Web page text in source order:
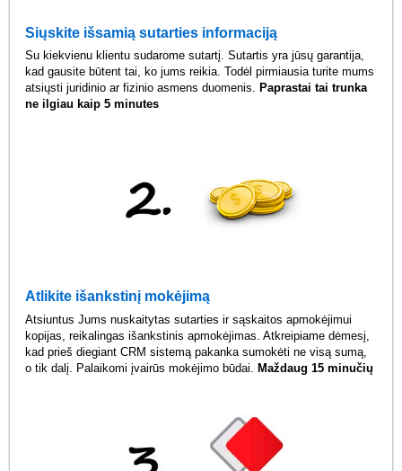
Siųskite išsamią sutarties informaciją
Su kiekvienu klientu sudarome sutartį. Sutartis yra jūsų garantija,
kad gausite būtent tai, ko jums reikia. Todėl pirmiausia turite mums
atsiųsti juridinio ar fizinio asmens duomenis. Paprastai tai trunka
ne ilgiau kaip 5 minutes
Atlikite išankstinį mokėjimą
Atsiuntus Jums nuskaitytas sutarties ir sąskaitos apmokėjimui
kopijas, reikalingas išankstinis apmokėjimas. Atkreipiame dėmesį,
kad prieš diegiant CRM sistemą pakanka sumokėti ne visą sumą,
o tik dalį. Palaikomi įvairūs mokėjimo būdai.Maždaug 15 minučių